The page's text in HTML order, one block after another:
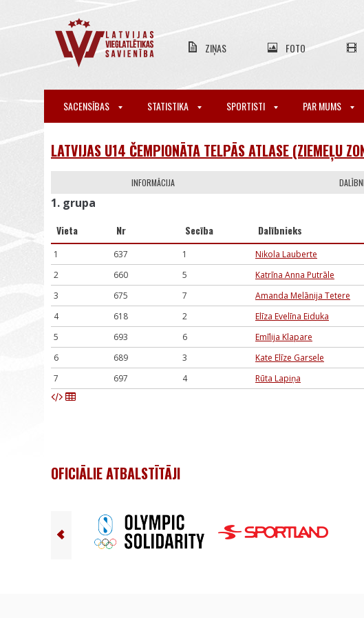
ZIŅAS FOTO
SACENSĪBAS STATISTIKA SPORTISTI PAR MUMS
LATVIJAS U14 ČEMPIONĀTA TELPĀS ATLASE (ZIEMEĻU
INFORMĀCIJA
1. grupa
Vieta Nr Secība Dalībnieks
1 637 1 Nikola Lauberte
2
660 5 Katrīna Anna Putrāle
3
675 7 Amanda Melānija Tetere
4
618 2 Elīza Evelīna Eiduka
5
693 6 Emīlija Klapare
6
689 3 Kate Elīze Garsele
7
697 4 Rūta Lapiņa
OFICIĀLIE ATBALSTĪTĀJI